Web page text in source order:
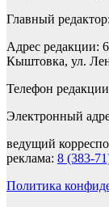
Главный
Адрес редакции:
Кыштовка, ул.
Телефон
Электронный
ведущий
реклама: 8 (383-
Политика